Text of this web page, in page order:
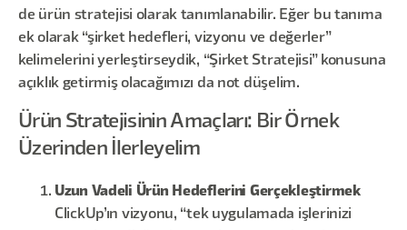
de ürün stratejisi olarak tanımlanabilir. Eğer bu tanıma
ek olarak “şirket hedefleri, vizyonu ve değerler”
kelimelerini yerleştirseydik, “Şirket Stratejisi” konusuna
açıklık getirmiş olacağımızı da not düşelim.
Ürün Stratejisinin Amaçları: Bir Örnek
Üzerinden İlerleyelim
Uzun Vadeli Ürün Hedeflerini Gerçekleştirmek
ClickUp’ın vizyonu, “tek uygulamada işlerinizi